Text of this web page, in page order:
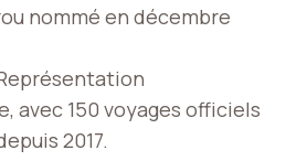
nommé en décembre
avec 150 voyages officiels
2017.